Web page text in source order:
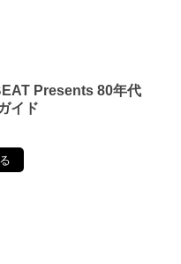
Presents 80年代
イド